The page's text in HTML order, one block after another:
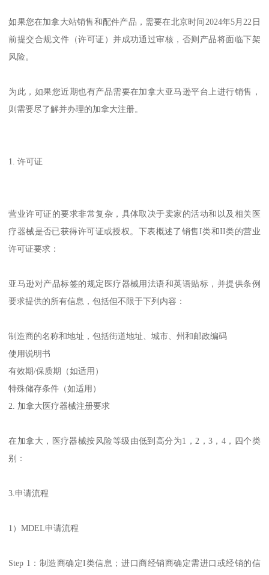
如果您在加拿大站销售和配件产品，需要在北京时间2024年5月22日
前提交合规文件（许可证）并成功通过审核，否则产品将面临下架
风险。
为此，如果您近期也有产品需要在加拿大亚马逊平台上进行销售，
则需要尽了解并办理的加拿大注册。
1. 许可证
营业许可证的要求非常复杂，具体取决于卖家的活动和以及相关医
疗器械是否已获得许可证或授权。下表概述了销售I类和II类的营业
许可证要求：
亚马逊对产品标签的规定医疗器械用法语和英语贴标，并提供条例
要求提供的所有信息，包括但不限于下列内容：
制造商的名称和地址，包括街道地址、城市、州和邮政编码
使用说明书
有效期/保质期（如适用）
特殊储存条件（如适用）
2. 加拿大医疗器械注册要求
在加拿大，医疗器械按风险等级由低到高分为1，2，3，4，四个类
别：
3.申请流程
1）MDEL申请流程
Step 1：制造商确定I类信息；进口商经销商确定需进口或经销的信